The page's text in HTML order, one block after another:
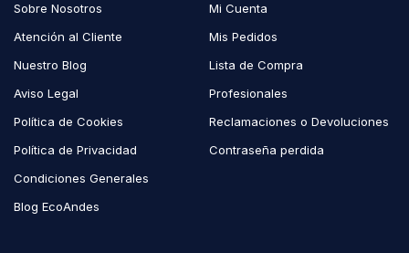
Sobre Nosotros
Atención al Cliente
Nuestro Blog
Aviso Legal
Política de Cookies
Política de Privacidad
Condiciones Generales
Blog EcoAndes
Mi Cuenta
Mis Pedidos
Lista de Compra
Profesionales
Reclamaciones o Devoluciones
Contraseña perdida